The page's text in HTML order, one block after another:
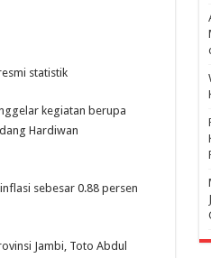
statistik
kegiatan berupa
Hardiwan
sebesar 0.88 persen
Jambi, Toto Abdul